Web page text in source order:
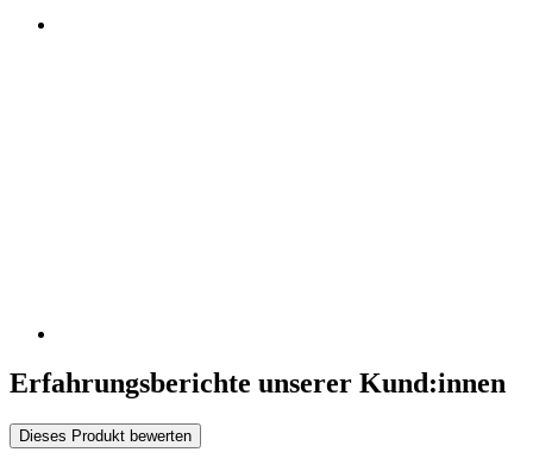
Erfahrungsberichte unserer Kund:innen
Dieses Produkt bewerten